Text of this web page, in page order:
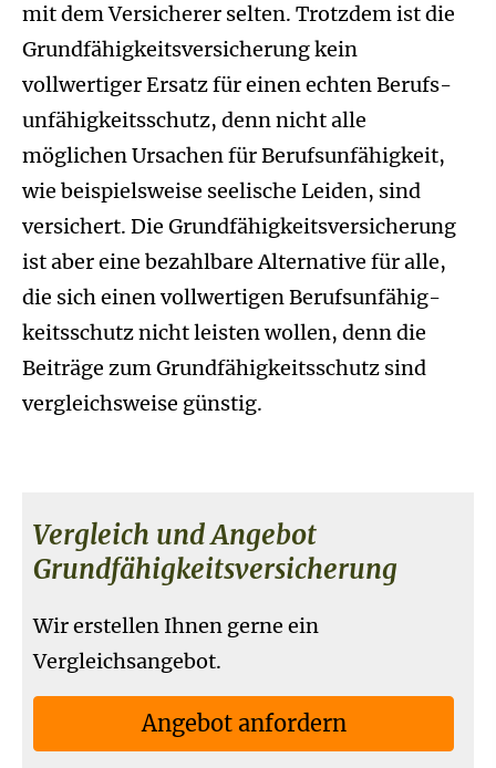
mit dem Versicherer selten. Trotzdem ist die
Grundfähigkeitsversicherung kein
vollwertiger Ersatz für einen echten Berufs­
unfähig­keitsschutz, denn nicht alle
möglichen Ursachen für Berufs­unfähig­keit,
wie beispielsweise seelische Leiden, sind
versichert. Die Grundfähigkeitsversicherung
ist aber eine bezahlbare Alternative für alle,
die sich einen vollwertigen Berufs­unfähig­
keitsschutz nicht leisten wollen, denn die
Beiträge zum Grundfähigkeitsschutz sind
vergleichsweise günstig.
Vergleich und Angebot
Grundfähigkeitsversicherung
Wir erstellen Ihnen gerne ein
Vergleichsangebot.
An­ge­bot an­for­dern